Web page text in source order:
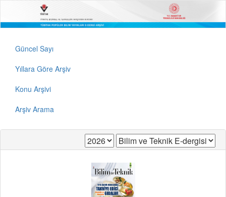
Güncel Sayı
Yıllara Göre Arşiv
Konu Arşivi
Arşiv Arama